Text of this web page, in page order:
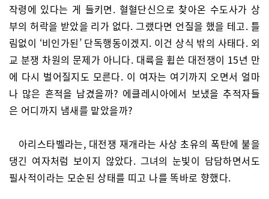
작령에 있다는 게 들키면. 혈혈단신으로 찾아온 수도사가 상
부의 허락을 받았을 리가 없다. 그랬다면 언질을 했을 테고. 틀
림없이 ‘비인가된’ 단독행동이겠지. 이건 상식 밖의 사태다. 외
교 분쟁 차원의 문제가 아니다. 대륙을 휩쓴 대전쟁이 15년 만
에 다시 벌어질지도 모른다. 이 여자는 여기까지 오면서 얼마
나 많은 흔적을 남겼을까? 에클레시아에서 보냈을 추적자들
은 어디까지 냄새를 맡았을까?
아리스타벨라는, 대전쟁 재개라는 사상 초유의 폭탄에 불을
댕긴 여자처럼 보이지 않았다. 그녀의 눈빛이 담담하면서도
필사적이라는 모순된 상태를 띠고 나를 똑바로 향했다.